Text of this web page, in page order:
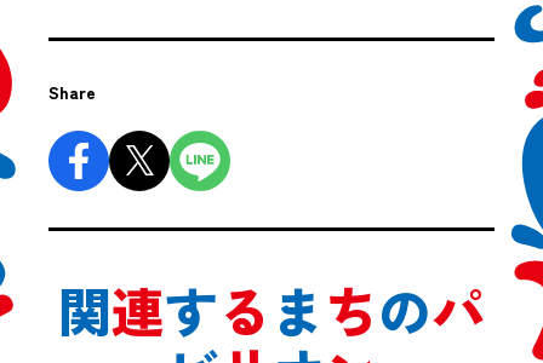
Share
関連する まちのパ